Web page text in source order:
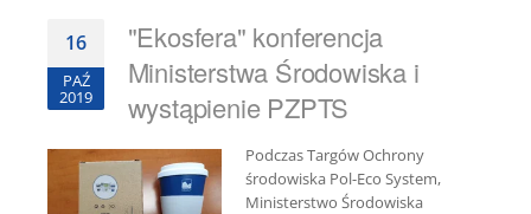
16
PAŹ
2019
"Ekosfera" konferencja
Ministerstwa Środowiska i
wystąpienie PZPTS
Podczas Targów Ochrony
środowiska Pol-Eco System,
Ministerstwo Środowiska